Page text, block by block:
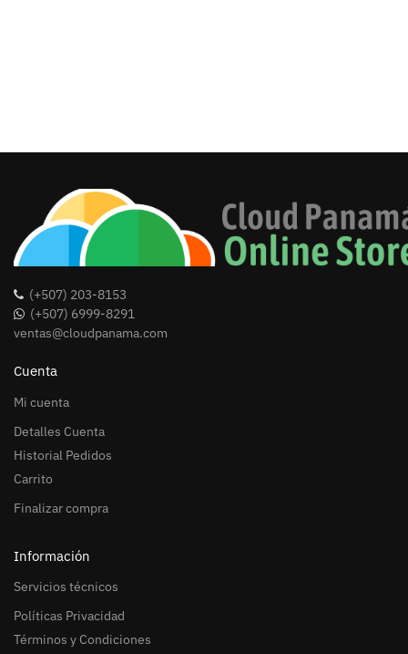
(+507) 203-8153
(+507) 6999-8291
ventas@cloudpanama.com
Cuenta
Mi cuenta
Detalles Cuenta
Historial Pedidos
Carrito
Finalizar compra
Información
Servicios técnicos
Políticas Privacidad
Términos y Condiciones